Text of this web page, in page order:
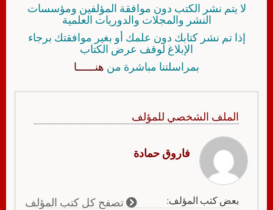
لا يتم نشر الكتب دون موافقة المؤلفين ومؤسسات
النشر والمجلات والدوريات العلمية
إذا تم نشر كتابك دون علمك أو بغير موافقتك برجاء
الإبلاغ لوقف عرض الكتاب
بمراسلتنا مباشرة من هنــــــا
الملف الشخصي للمؤلف
فاروق حمادة
بعض كتب المؤلف: تصفح كل كتب المؤلف